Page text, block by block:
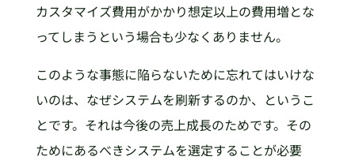
カスタマイズ費用がかかり想定以上の費用増とな
ってしまうという場合も少なくありません。
このような事態に陥らないために忘れてはいけな
いのは、なぜシステムを刷新するのか、というこ
とです。それは今後の売上成長のためです。その
ためにあるべきシステムを選定することが必要